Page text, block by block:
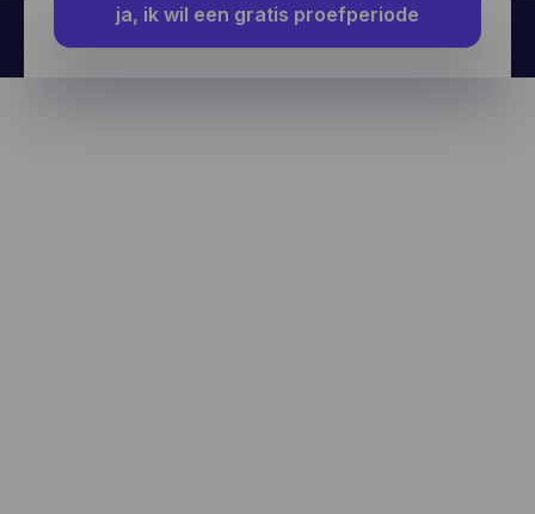
ja, ik wil een gratis proefperiode